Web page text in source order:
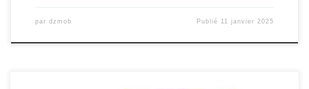
par dzmob Publié 11 janvier 2025